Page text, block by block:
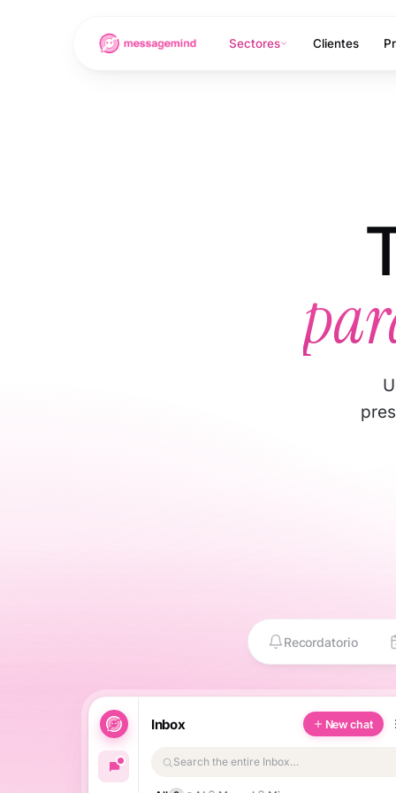
Sectores Clientes
Recordatorio
Inbox New chat
Search the entire Inbox…